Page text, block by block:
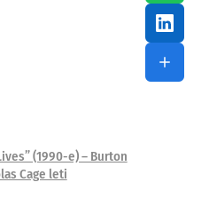
(1990-e) – Burton
Cage leti